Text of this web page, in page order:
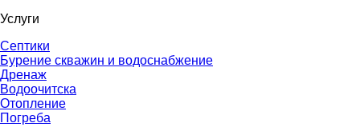
Услуги
Септики
Бурение скважин и водоснабжение
Дренаж
Водоочитска
Отопление
Погреба